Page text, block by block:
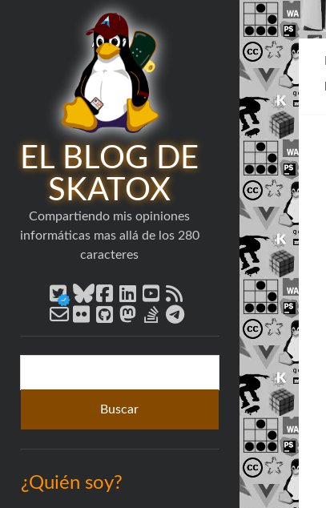
EL BLOG DE
SKATOX
Compartiendo mis opiniones
informáticas mas allá de los 280
caracteres
twitterbluesky
facebook
linkedin
youtube
rss
email-
form
flickrgithubmastodon
stack-
overflow
telegram
Barra
¿Quién soy?